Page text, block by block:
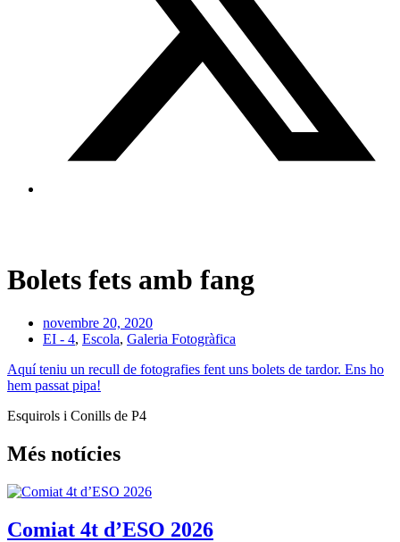
Bolets fets amb fang
novembre 20, 2020
EI - 4, Escola, Galeria Fotogràfica
Aquí teniu un recull de fotografies fent uns bolets de tardor. Ens ho
hem passat pipa!
Esquirols i Conills de P4
Més notícies
Comiat 4t d’ESO 2026